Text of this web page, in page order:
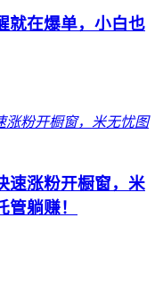
就在爆单，小白也
速涨粉开橱窗，米
躺赚！